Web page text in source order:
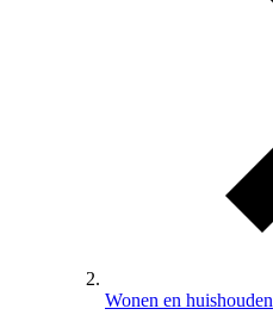
Wonen en huishouden